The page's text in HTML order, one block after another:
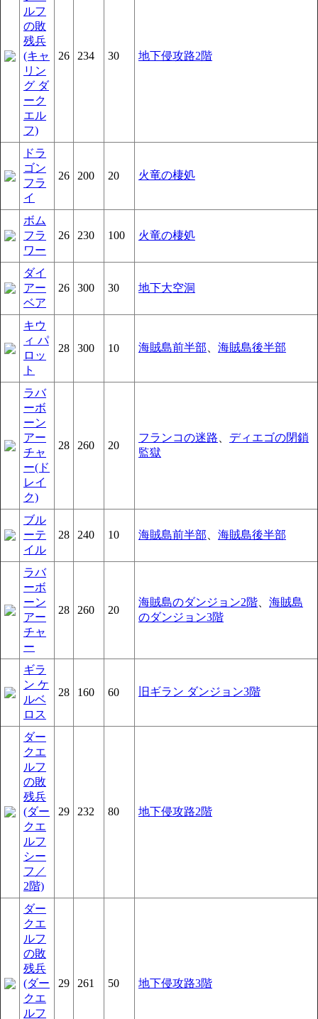
ルフ
の敗
残兵
(キャ
リン
グ ダ
ーク
エル
フ)
26 234 30 地下侵攻路2階
ドラ
ゴン
フラ
イ
26 200 20 火竜の棲処
ボム
フラ
ワー
26 230 100 火竜の棲処
ダイ
アー
ベア
26 300 30 地下大空洞
キウ
ィ パ
ロッ
ト
28 300 10 海賊島前半部 海賊島後半部
ラバ
ーボ
ーン
アー
チャ
ー(ド
レイ
ク)
28 260 20
フランコの迷路
ディエゴの閉鎖
監獄
ブル
ーテ
イル
28 240 10 海賊島前半部 海賊島後半部
ラバ
ーボ
ーン
アー
チャ
ー
28 260 20
海賊島のダンジョン2階
海賊島
のダンジョン3階
ギラ
ン ケ
ルベ
ロス
28 160 60 旧ギラン ダンジョン3階
ダー
クエ
ルフ
の敗
残兵
(ダー
クエ
ルフ
シー
フ／
2階)
29 232 80 地下侵攻路2階
ダー
クエ
ルフ
の敗
残兵
(ダー
クエ
ルフ
29 261 50 地下侵攻路3階